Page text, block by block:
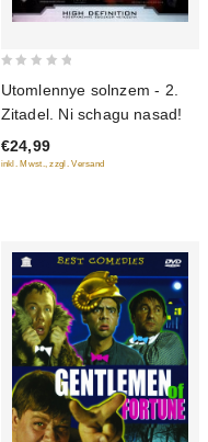
of
5
Utomlennye solnzem - 2.
Zitadel. Ni schagu nasad!
€24,99
inkl. Mwst., zzgl. Versand